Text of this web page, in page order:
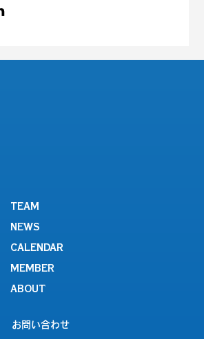
TEAM
NEWS
CALENDAR
MEMBER
ABOUT
お問い合わせ